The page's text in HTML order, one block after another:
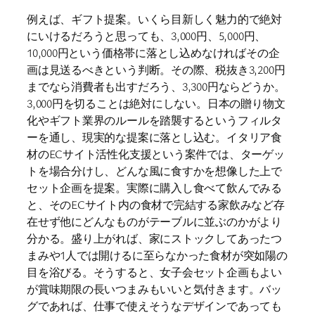
例えば、ギフト提案。いくら目新しく魅力的で絶対
にいけるだろうと思っても、3,000円、5,000円、
10,000円という価格帯に落とし込めなければその企
画は見送るべきという判断。その際、税抜き3,200円
までなら消費者も出すだろう、3,300円ならどうか。
3,000円を切ることは絶対にしない。日本の贈り物文
化やギフト業界のルールを踏襲するというフィルタ
ーを通し、現実的な提案に落とし込む。イタリア食
材のECサイト活性化支援という案件では、ターゲッ
トを場合分けし、どんな風に食すかを想像した上で
セット企画を提案。実際に購入し食べて飲んでみる
と、そのECサイト内の食材で完結する家飲みなど存
在せず他にどんなものがテーブルに並ぶのかがより
分かる。盛り上がれば、家にストックしてあったつ
まみや1人では開けるに至らなかった食材が突如陽の
目を浴びる。そうすると、女子会セット企画もよい
が賞味期限の長いつまみもいいと気付きます。バッ
グであれば、仕事で使えそうなデザインであっても